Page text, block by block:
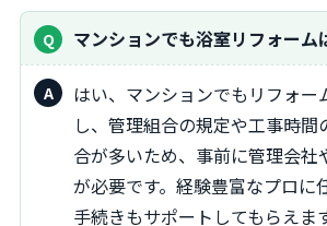
マンションでも浴室リフォーム
はい、マンションでもリフォームできます。ただ
し、管理組合の規定や工事時間
合が多いため、事前に管理会社
が必要です。経験豊富なプロに
手続きもサポートしてもらえま